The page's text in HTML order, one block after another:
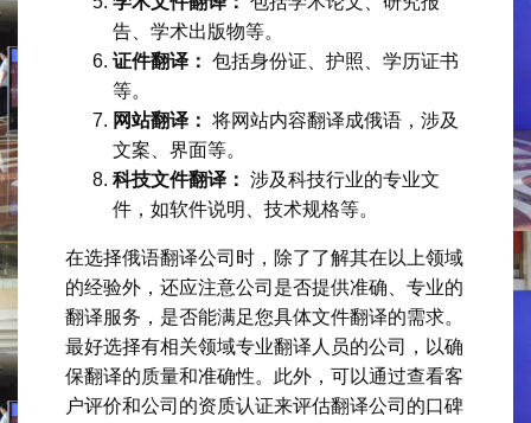
告、学术出版物等。
证件翻译： 包括身份证、护照、学历证书
等。
网站翻译： 将网站内容翻译成俄语，涉及
文案、界面等。
科技文件翻译： 涉及科技行业的专业文
件，如软件说明、技术规格等。
在选择俄语翻译公司时，除了了解其在以上领域
的经验外，还应注意公司是否提供准确、专业的
翻译服务，是否能满足您具体文件翻译的需求。
最好选择有相关领域专业翻译人员的公司，以确
保翻译的质量和准确性。此外，可以通过查看客
户评价和公司的资质认证来评估翻译公司的口碑